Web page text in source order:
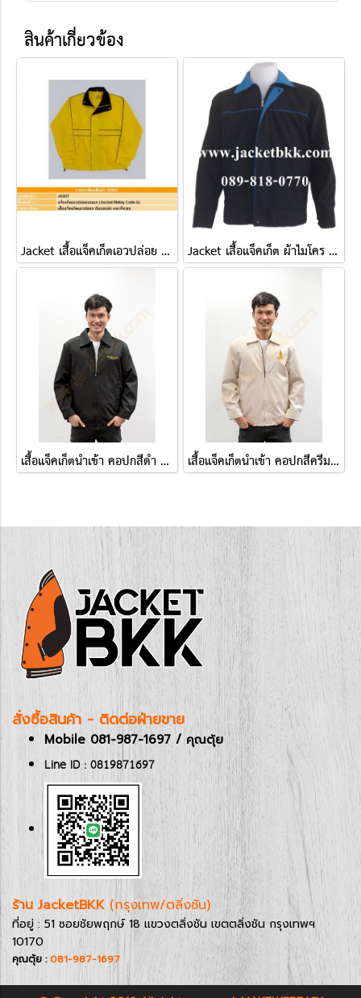
สินค้าเกี่ยวข้อง
Jacket เสื้อแจ็คเก็ตเอวปล่อย ( แบบ A ) Jacket เสื้อแจ็คเก็ต ผ้าไมโคร ตัดต่อสองด้าน ดำปกฟ้า-ฟ้าปกดำ
เสื้อแจ็คเก็ตนำเข้า คอปกสีดำ ปักHollywood เสื้อแจ็คเก็ตนำเข้า คอปกสีครีม ปักกรุงเทพมหานคร
สั่งซื้อสินค้า - ติดต่อฝ่ายขาย
Mobile 081-987-1697 / คุณตุ้ย
Line ID : 0819871697
ร้าน JacketBKK (กรุงเทพ/ตลิ่งชัน)
ที่อยู่ : 51 ซอยชัยพฤกษ์ 18 แขวงตลิ่งชัน เขตตลิ่งชัน กรุงเทพฯ
10170
คุณตุ้ย :081-987-1697